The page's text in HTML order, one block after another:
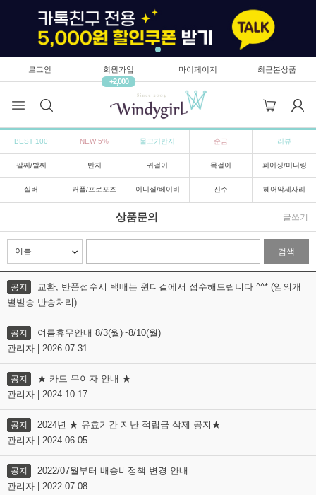
로그인
회원가입
+2,000
마이페이지 최근본상품
BEST 100 NEW 5% 물고기반지 순금 리뷰
팔찌/발찌 반지 귀걸이 목걸이 피어싱/미니링
실버 커플/프로포즈 이니셜/베이비 진주 헤어악세사리
상품문의 글쓰기
검색
공지
교환, 반품접수시 택배는 윈디걸에서 접수해드립니다 ^^* (임의개
별발송 반송처리)
공지
여름휴무안내 8/3(월)~8/10(월)
관리자 | 2026-07-31
공지
★ 카드 무이자 안내 ★
관리자 | 2024-10-17
공지
2024년 ★ 유효기간 지난 적립금 삭제 공지★
관리자 | 2024-06-05
공지
2022/07월부터 배송비정책 변경 안내
관리자 | 2022-07-08